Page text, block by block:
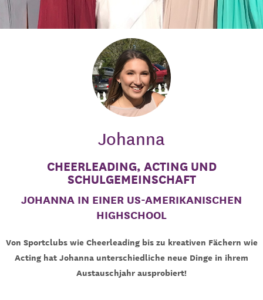
Johanna
CHEERLEADING, ACTING UND
SCHULGEMEINSCHAFT
JOHANNA IN EINER US-AMERIKANISCHEN
HIGHSCHOOL
Von Sportclubs wie Cheerleading bis zu kreativen Fächern wie
Acting hat Johanna unterschiedliche neue Dinge in ihrem
Austauschjahr ausprobiert!